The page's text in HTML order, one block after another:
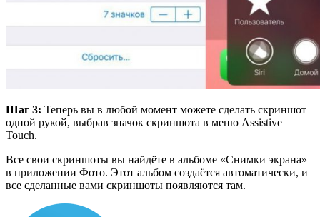
Шаг 3: Теперь вы в любой момент можете сделать скриншот
одной рукой, выбрав значок скриншота в меню Assistive
Touch.
Все свои скриншоты вы найдёте в альбоме «Снимки экрана»
в приложении Фото. Этот альбом создаётся автоматически, и
все сделанные вами скриншоты появляются там.